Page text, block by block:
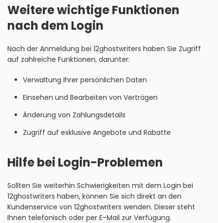
Weitere wichtige Funktionen
nach dem Login
Nach der Anmeldung bei 12ghostwriters haben Sie Zugriff
auf zahlreiche Funktionen, darunter:
Verwaltung Ihrer persönlichen Daten
Einsehen und Bearbeiten von Verträgen
Änderung von Zahlungsdetails
Zugriff auf exklusive Angebote und Rabatte
Hilfe bei Login-Problemen
Sollten Sie weiterhin Schwierigkeiten mit dem Login bei
12ghostwriters haben, können Sie sich direkt an den
Kundenservice von 12ghostwriters wenden. Dieser steht
Ihnen telefonisch oder per E-Mail zur Verfügung.